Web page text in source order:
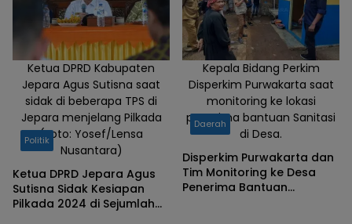
Ketua DPRD Kabupaten
Jepara Agus Sutisna saat
sidak di beberapa TPS di
Jepara menjelang Pilkada
(Foto: Yosef/Lensa
Nusantara)
Politik
Ketua DPRD Jepara Agus
Sutisna Sidak Kesiapan
Pilkada 2024 di Sejumlah
Kepala Bidang Perkim
Disperkim Purwakarta saat
monitoring ke lokasi
penerima bantuan Sanitasi
di Desa.
Daerah
Disperkim Purwakarta dan
Tim Monitoring ke Desa
Penerima Bantuan